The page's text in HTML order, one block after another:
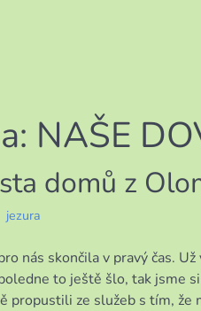
NAŠE
domů z
jezura
nás skončila v pravý čas.
to ještě šlo, tak jsme
propustili ze služeb s tím,